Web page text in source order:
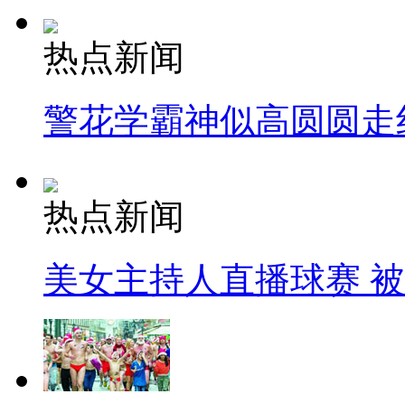
热点新闻
警花学霸神似高圆圆走
热点新闻
美女主持人直播球赛